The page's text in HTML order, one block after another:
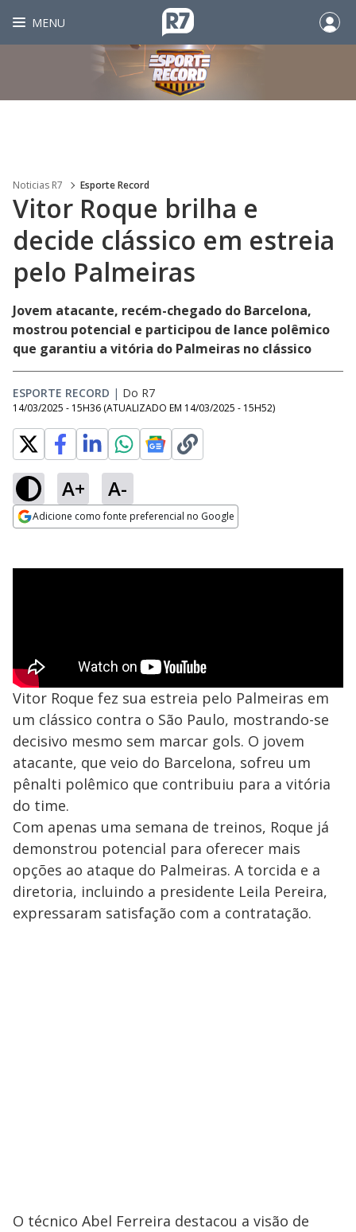
MENU
Noticias R7 Esporte Record
Vitor Roque brilha e
decide clássico em estreia
pelo Palmeiras
Jovem atacante, recém-chegado do Barcelona,
mostrou potencial e participou de lance polêmico
que garantiu a vitória do Palmeiras no clássico
ESPORTE RECORD | Do R7
14/03/2025 - 15H36 (ATUALIZADO EM 14/03/2025 - 15H52)
A+ A-
Adicione como fonte preferencial no Google
Vitor Roque fez sua estreia pelo Palmeiras em
um clássico contra o São Paulo, mostrando-se
decisivo mesmo sem marcar gols. O jovem
atacante, que veio do Barcelona, sofreu um
pênalti polêmico que contribuiu para a vitória
do time.
Com apenas uma semana de treinos, Roque já
demonstrou potencial para oferecer mais
opções ao ataque do Palmeiras. A torcida e a
diretoria, incluindo a presidente Leila Pereira,
expressaram satisfação com a contratação.
O técnico Abel Ferreira destacou a visão de